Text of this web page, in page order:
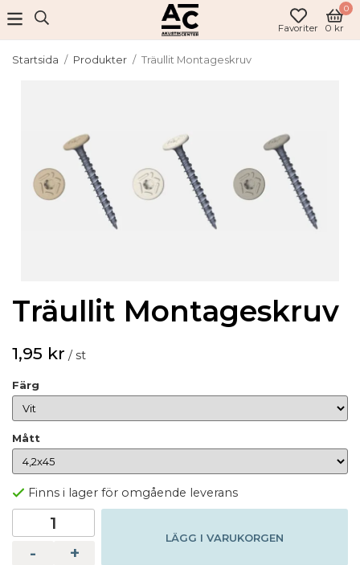
Favoriter
0
0 kr
Startsida / Produkter / Träullit Montageskruv
Träullit Montageskruv
1,95 kr / st
Färg
Mått
Finns i lager för omgående leverans
- +
LÄGG I VARUKORGEN